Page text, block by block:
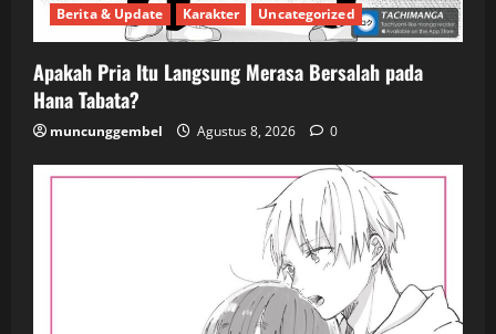
Berita & Update Karakter Uncategorized
Apakah Pria Itu Langsung Merasa Bersalah pada
Hana Tabata?
muncunggembel Agustus 8, 2026 0